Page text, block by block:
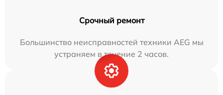
Срочный ремонт
Большинство неисправностей техники AEG мы
устраняем в течение 2 часов.